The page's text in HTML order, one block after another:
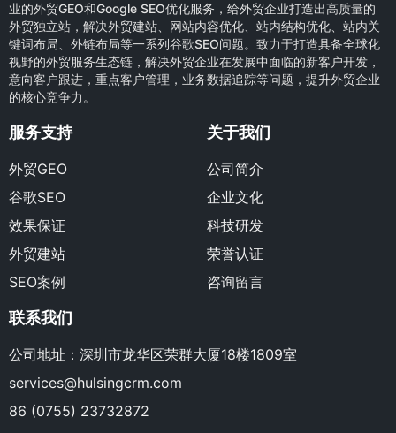
业的外贸GEO和Google SEO优化服务，给外贸企业打造出高质量的
外贸独立站，解决外贸建站、网站内容优化、站内结构优化、站内关
键词布局、外链布局等一系列谷歌SEO问题。致力于打造具备全球化
视野的外贸服务生态链，解决外贸企业在发展中面临的新客户开发，
意向客户跟进，重点客户管理，业务数据追踪等问题，提升外贸企业
的核心竞争力。
服务支持
外贸GEO
谷歌SEO
效果保证
外贸建站
SEO案例
关于我们
公司简介
企业文化
科技研发
荣誉认证
咨询留言
联系我们
公司地址：深圳市龙华区荣群大厦18楼1809室
services@hulsingcrm.com
86 (0755) 23732872